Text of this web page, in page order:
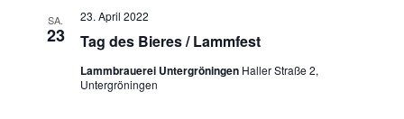
SA.
23 Tag des Bieres / Lammfest
23. April 2022
Lammbrauerei Untergröningen Haller Straße 2,
Untergröningen